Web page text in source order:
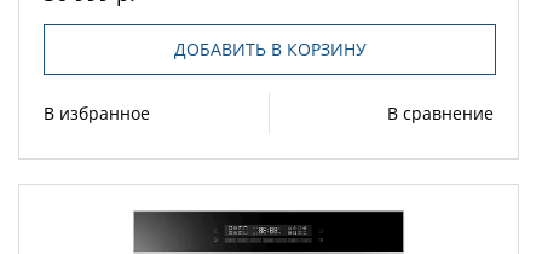
ДОБАВИТЬ В КОРЗИНУ
В избранное В сравнение